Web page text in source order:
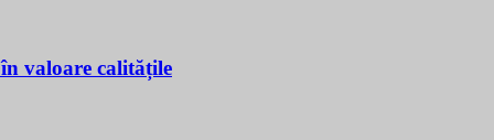
valoare calitățile